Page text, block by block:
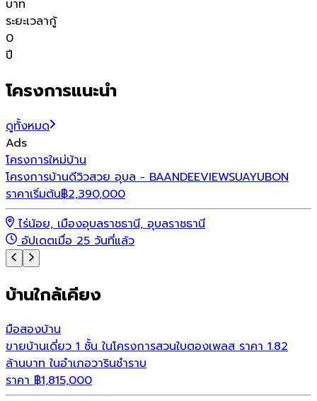
บาท
ระยะเวลากู้
0
ปี
โครงการแนะนำ
ดูทั้งหมด
Ads
โครงการใหม่บ้าน
โครงการบ้านดีวิวสวย อุบล - BAANDEEVIEWSUAYUBON
ราคาเริ่มต้น฿2,390,000
ไร่น้อย, เมืองอุบลราชธานี, อุบลราชธานี
อัปเดตเมื่อ 25 วันที่แล้ว
บ้านใกล้เคียง
มือสองบ้าน
ขายบ้านเดี่ยว 1 ชั้น ในโครงการสวนใบตองเพลส ราคา 1.82
ล้านบาท ในอำเภอวารินชำราบ
ราคา ฿1,815,000